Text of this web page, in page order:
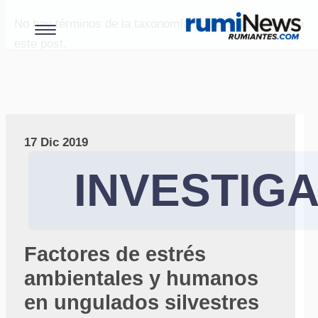
No hay términos de la taxonomía "paises" asociados a
17 Dic 2019
Factores de estrés
ambientales y humanos
en ungulados silvestres